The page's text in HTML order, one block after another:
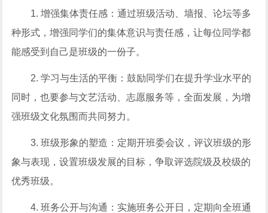
1. 增强集体责任感：通过班级活动、墙报、论坛等多
种形式，增强同学们的集体意识与责任感，让每位同学都
能感受到自己是班级的一份子。
2. 学习与生活的平衡：鼓励同学们在提升学业水平的
同时，也要参与文艺活动、志愿服务等，全面发展，为增
强班级文化氛围而共同努力。
3. 班级形象的塑造：定期开班委会议，评议班级的形
象与表现，设置班级发展的目标，争取评选院级及校级的
优秀班级。
4. 班务公开与沟通：实施班务公开日，定期向全班通